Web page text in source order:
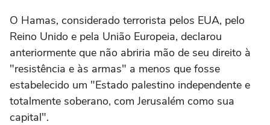
O Hamas, considerado terrorista pelos EUA, pelo
Reino Unido e pela União Europeia, declarou
anteriormente que não abriria mão de seu direito à
"resistência e às armas" a menos que fosse
estabelecido um "Estado palestino independente e
totalmente soberano, com Jerusalém como sua
capital".